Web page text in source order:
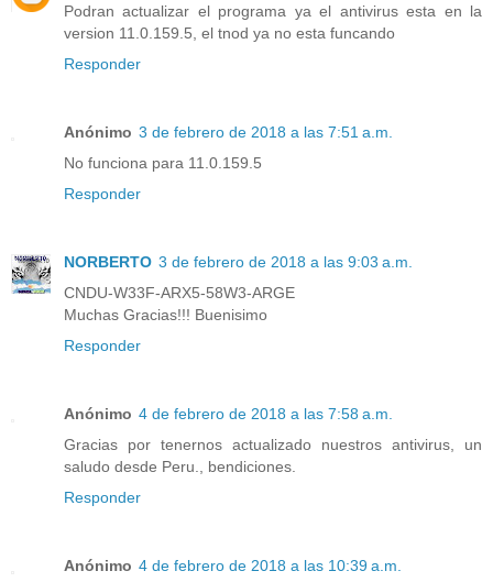
Podran actualizar el programa ya el antivirus esta en la
version 11.0.159.5, el tnod ya no esta funcando
Responder
Anónimo 3 de febrero de 2018 a las 7:51 a.m.
No funciona para 11.0.159.5
Responder
NORBERTO 3 de febrero de 2018 a las 9:03 a.m.
CNDU-W33F-ARX5-58W3-ARGE
Muchas Gracias!!! Buenisimo
Responder
Anónimo 4 de febrero de 2018 a las 7:58 a.m.
Gracias por tenernos actualizado nuestros antivirus, un
saludo desde Peru., bendiciones.
Responder
Anónimo 4 de febrero de 2018 a las 10:39 a.m.